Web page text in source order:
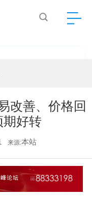
改善、价格回
期好转
来源:本站